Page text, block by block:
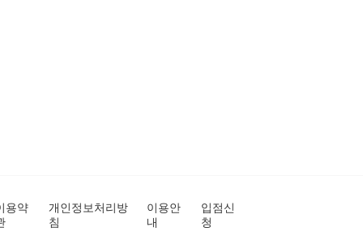
용약
개인정보처리방
침
이용안
내
입점신
청